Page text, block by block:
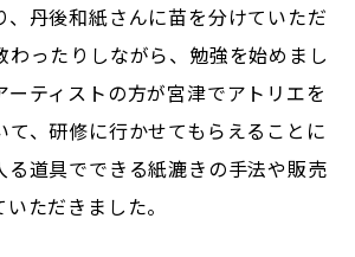
、丹後和紙さんに苗を分けていただ
わったりしながら、勉強を始めまし
ーティストの方が宮津でアトリエを
て、研修に行かせてもらえることに
る道具でできる紙漉きの手法や販売
ただきました。